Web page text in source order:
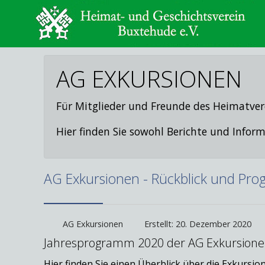
AG EXKURSIONEN
Für Mitglieder und Freunde des
Hier finden Sie sowohl Berichte und
AG Exkursionen - Rückblick und
AG Exkursionen Erstellt: 20. Dezember 2020
Jahresprogramm 2020 der AG